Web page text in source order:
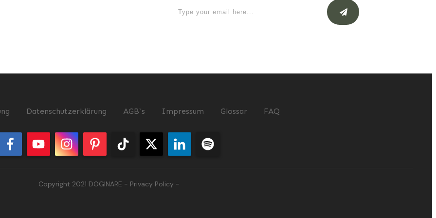
Datenschutzerklärung AGB`s Impressum Glossar FAQ
Copyright 2021 DOGINARE - Privacy Policy -